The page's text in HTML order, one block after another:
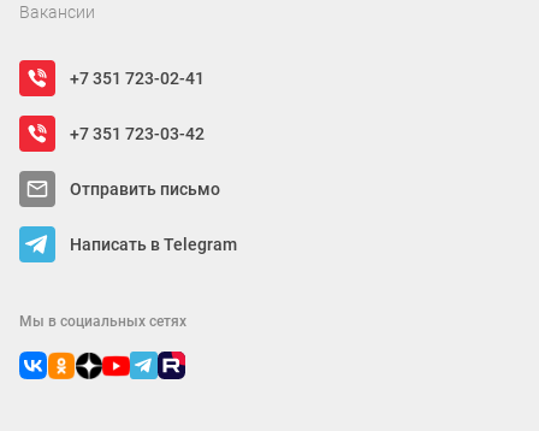
Вакансии
+7 351 723-02-41
+7 351 723-03-42
Отправить письмо
Написать в Telegram
Мы в социальных сетях